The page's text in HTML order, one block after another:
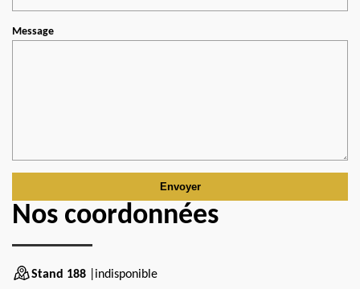
Message
Nos coordonnées
Stand 188 |indisponible